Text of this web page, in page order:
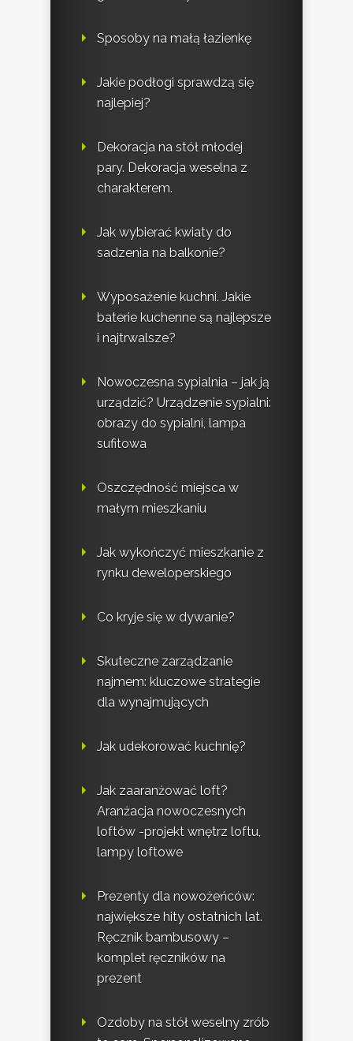
Sposoby na małą łazienkę
Jakie podłogi sprawdzą się
najlepiej?
Dekoracja na stół młodej
pary. Dekoracja weselna z
charakterem.
Jak wybierać kwiaty do
sadzenia na balkonie?
Wyposażenie kuchni. Jakie
baterie kuchenne są najlepsze
i najtrwalsze?
Nowoczesna sypialnia – jak ją
urządzić? Urządzenie sypialni:
obrazy do sypialni, lampa
sufitowa
Oszczędność miejsca w
małym mieszkaniu
Jak wykończyć mieszkanie z
rynku deweloperskiego
Co kryje się w dywanie?
Skuteczne zarządzanie
najmem: kluczowe strategie
dla wynajmujących
Jak udekorować kuchnię?
Jak zaaranżować loft?
Aranżacja nowoczesnych
loftów -projekt wnętrz loftu,
lampy loftowe
Prezenty dla nowożeńców:
największe hity ostatnich lat.
Ręcznik bambusowy –
komplet ręczników na
prezent
Ozdoby na stół weselny zrób